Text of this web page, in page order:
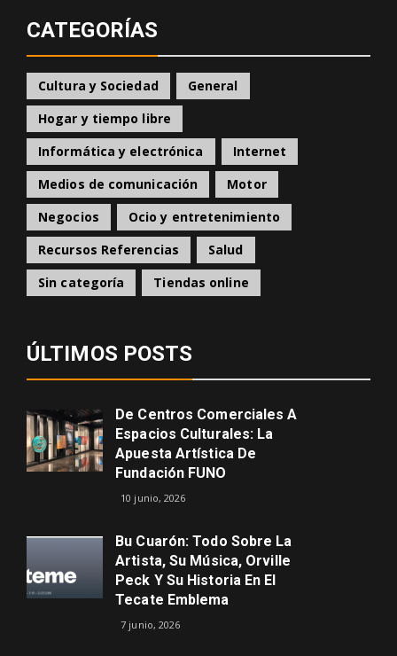
CATEGORÍAS
Cultura y Sociedad
General
Hogar y tiempo libre
Informática y electrónica
Internet
Medios de comunicación
Motor
Negocios
Ocio y entretenimiento
Recursos Referencias
Salud
Sin categoría
Tiendas online
ÚLTIMOS POSTS
De Centros Comerciales A
Espacios Culturales: La
Apuesta Artística De
Fundación FUNO
10 junio, 2026
Bu Cuarón: Todo Sobre La
Artista, Su Música, Orville
Peck Y Su Historia En El
Tecate Emblema
7 junio, 2026